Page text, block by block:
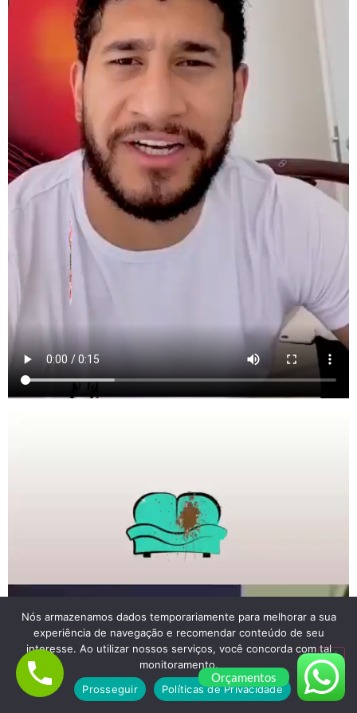
Orçamentos
Nós armazenamos dados temporariamente para melhorar a sua
experiência de navegação e recomendar conteúdo de seu
interesse. Ao utilizar nossos serviços, você concorda com tal
monitoramento.
Prosseguir
Políticas de Privacidade